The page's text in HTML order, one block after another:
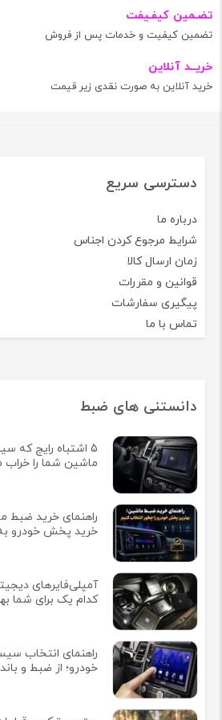
تضـمین کیفـیفت
تضمین کیفیت و خدمات پس از فروش
خریــد آنلاین
خرید آنلاین به صورت نقدی زیر قیمت
دسترسی سریع
درباره ما
شرایط مرجوع کردن اجناس
زمان ارسال کالا
قوانین و مقررات
پیگیری سفارشات
تماس با ما
دانستنی های ضبط
5 اشتباه رایج که
ماشین شما را خراب
راهنمای خرید ضبط
خرید پخش خودرو
آمپلی‌فایرهای
کدام یک برای شما
راهنمای انتخاب
خودرو؛ از ضبط و